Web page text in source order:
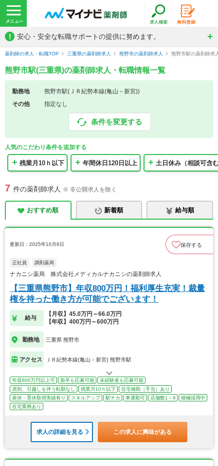
! 安心・安全な転職サポートの提供に努めます。
薬剤師の求人・転職TOP 三重県の薬剤師求人 熊野市の薬剤師求人 熊野市駅の薬剤師求
熊野市駅(三重県)の薬剤師求人・転職情報一覧
勤務地
熊野市駅(ＪＲ紀勢本線(亀山－新宮))
その他
指定なし
条件を変更する
人気のこだわり条件を追加する
残業月10ｈ以下 年間休日120日以上 土日休み（相談可含
7 件の薬剤師求人 ※ 非公開求人を除く
おすすめ順 新着順 給与順
更新日：2025年10月8日 保存する
正社員 調剤薬局
ナカニシ薬局 株式会社メディカルナカニシの薬剤師求人
【三重県熊野市】年収800万円！福利厚生充実！裁量
権を持った働き方が可能でございます！
給与
【月収】45.0万円～66.0万円
【年収】400万円～600万円
勤務地 三重県 熊野市
アクセス ＪＲ紀勢本線(亀山－新宮) 熊野市駅
年収600万円以上可 新卒も応募可能
未経験者も応募可能
原則、引越しを伴う転勤なし
残業月10ｈ以下
住宅補助（手当）あり
産休・育休取得実績有り
スキルアップ 駅チカ 車通勤可 店舗数1～9
積極採用中
在宅業務あり
求人の詳細を見る この求人に興味がある